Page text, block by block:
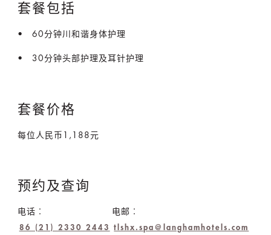
套餐包括
60分钟川和谐身体护理
30分钟头部护理及耳针护理
套餐价格
每位人民币1,188元
预约及查询
电话︰
86 (21) 2330 2443
电邮︰
tlshx.spa@langhamhotels.com